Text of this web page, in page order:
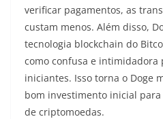
verificar pagamentos, as
custam menos. Além disso,
tecnologia blockchain do
como confusa e intimidadora
iniciantes. Isso torna o Doge
bom investimento inicial
de criptomoedas.